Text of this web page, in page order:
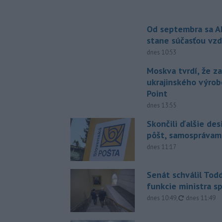
Od septembra sa
stane súčasťou
dnes 10:53
Moskva tvrdí, že
ukrajinského
Point
dnes 13:55
Skončili ďalšie
pôšt,
dnes 11:17
Senát schválil
funkcie ministra
dnes 10:49, aktualizované
dnes 11:49